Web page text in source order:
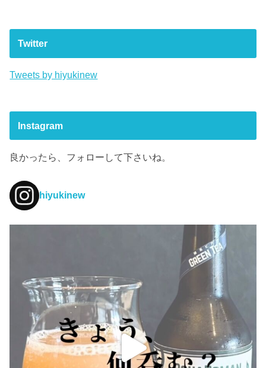
Twitter
Tweets by hiyukinew
Instagram
良かったら、フォローして下さいね。
hiyukinew